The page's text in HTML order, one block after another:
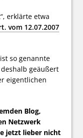
erklärte etwa
vom 12.07.2007
so genannte
geäußert
eigentlichen
Blog,
Netzwerk
jetzt lieber nicht